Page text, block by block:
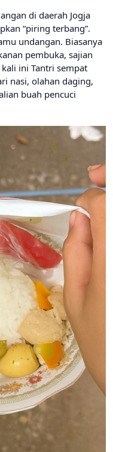
di daerah Jogja
“piring terbang”.
undangan. Biasanya
pembuka, sajian
ini Tantri sempat
nasi, olahan daging,
buah pencuci